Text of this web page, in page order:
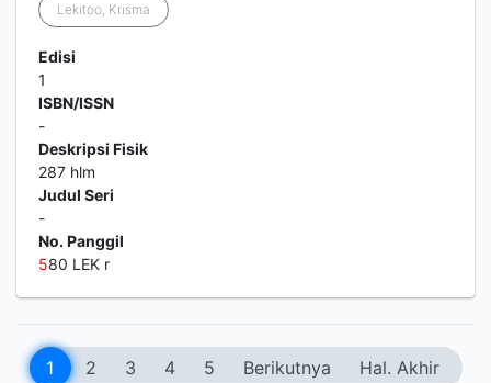
Lekitoo, Krisma
Edisi
1
ISBN/ISSN
-
Deskripsi Fisik
287 hlm
Judul Seri
-
No. Panggil
580 LEK r
1 2 3 4 5 Berikutnya Hal. Akhir